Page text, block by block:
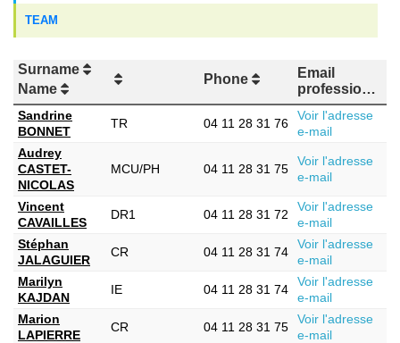
TEAM
Surname
Name
Phone
Email
professionnel
Sandrine
BONNET
TR 04 11 28 31 76
Voir l'adresse
e-mail
Audrey
CASTET-
NICOLAS
MCU/PH 04 11 28 31 75
Voir l'adresse
e-mail
Vincent
CAVAILLES
DR1 04 11 28 31 72
Voir l'adresse
e-mail
Stéphan
JALAGUIER
CR 04 11 28 31 74
Voir l'adresse
e-mail
Marilyn
KAJDAN
IE 04 11 28 31 74
Voir l'adresse
e-mail
Marion
LAPIERRE
CR 04 11 28 31 75
Voir l'adresse
e-mail